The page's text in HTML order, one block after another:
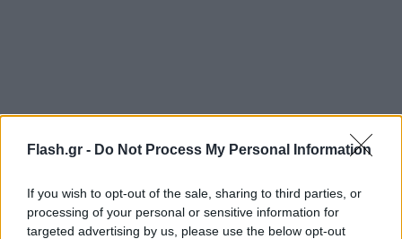
Flash.gr - Do Not Process My Personal Information
If you wish to opt-out of the sale, sharing to third parties, or
processing of your personal or sensitive information for
targeted advertising by us, please use the below opt-out